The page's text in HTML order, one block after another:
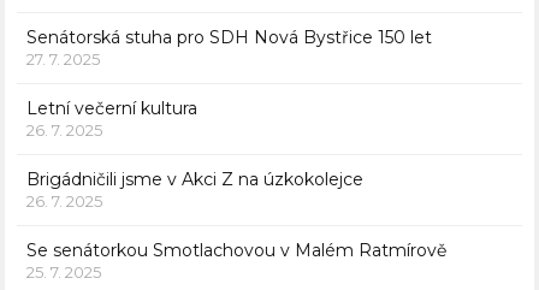
Senátorská stuha pro SDH Nová Bystřice 150 let
27. 7. 2025
Letní večerní kultura
26. 7. 2025
Brigádničili jsme v Akci Z na úzkokolejce
26. 7. 2025
Se senátorkou Smotlachovou v Malém Ratmírově
25. 7. 2025